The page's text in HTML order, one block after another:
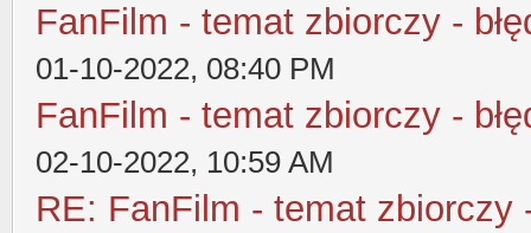
FanFilm - temat zbiorczy -
01-10-2022, 08:40 PM
FanFilm - temat zbiorczy -
02-10-2022, 10:59 AM
RE: FanFilm - temat zbiorczy